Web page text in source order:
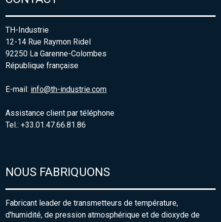
TH-Industrie
12-14 Rue Raymon Ridel
92250 La Garenne-Colombes
République française
E-mail: info@th-industrie.com
Assistance client par téléphone
Tel.: +33.01.47.66.81.86
NOUS FABRIQUONS
Fabricant leader de transmetteurs de température,
d'humidité, de pression atmosphérique et de dioxyde de